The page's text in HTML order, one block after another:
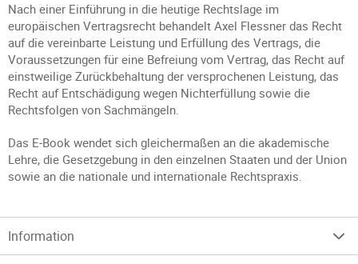
Nach einer Einführung in die heutige Rechtslage im
europäischen Vertragsrecht behandelt Axel Flessner das Recht
auf die vereinbarte Leistung und Erfüllung des Vertrags, die
Voraussetzungen für eine Befreiung vom Vertrag, das Recht auf
einstweilige Zurückbehaltung der versprochenen Leistung, das
Recht auf Entschädigung wegen Nichterfüllung sowie die
Rechtsfolgen von Sachmängeln.
Das E-Book wendet sich gleichermaßen an die akademische
Lehre, die Gesetzgebung in den einzelnen Staaten und der Union
sowie an die nationale und internationale Rechtspraxis.
Information